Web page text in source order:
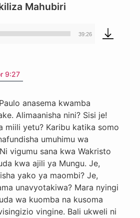
Mahubiri
Kicheza
39:26
9:27
anasema kwamba
Alimaanisha nini? Sisi je!
miili yetu? Karibu katika somo
umuhimu wa
vigumu sana kwa Wakristo
kwa ajili ya Mungu. Je,
yako ya maombi? Je,
unavyotakiwa? Mara nyingi
wa kuomba na kusoma
vingine. Bali ukweli ni